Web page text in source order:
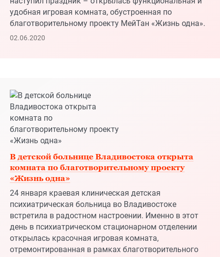
В детской больнице Владивостока открыта
комната по благотворительному проекту
«Жизнь одна»
24 января краевая клиническая детская
психиатрическая больница во Владивостоке
встретила в радостном настроении. Именно в этот
день в психиатрическом стационарном отделении
открылась красочная игровая комната,
отремонтированная в рамках благотворительного
проекта МейТан «Жизнь одна».
28.01.2020